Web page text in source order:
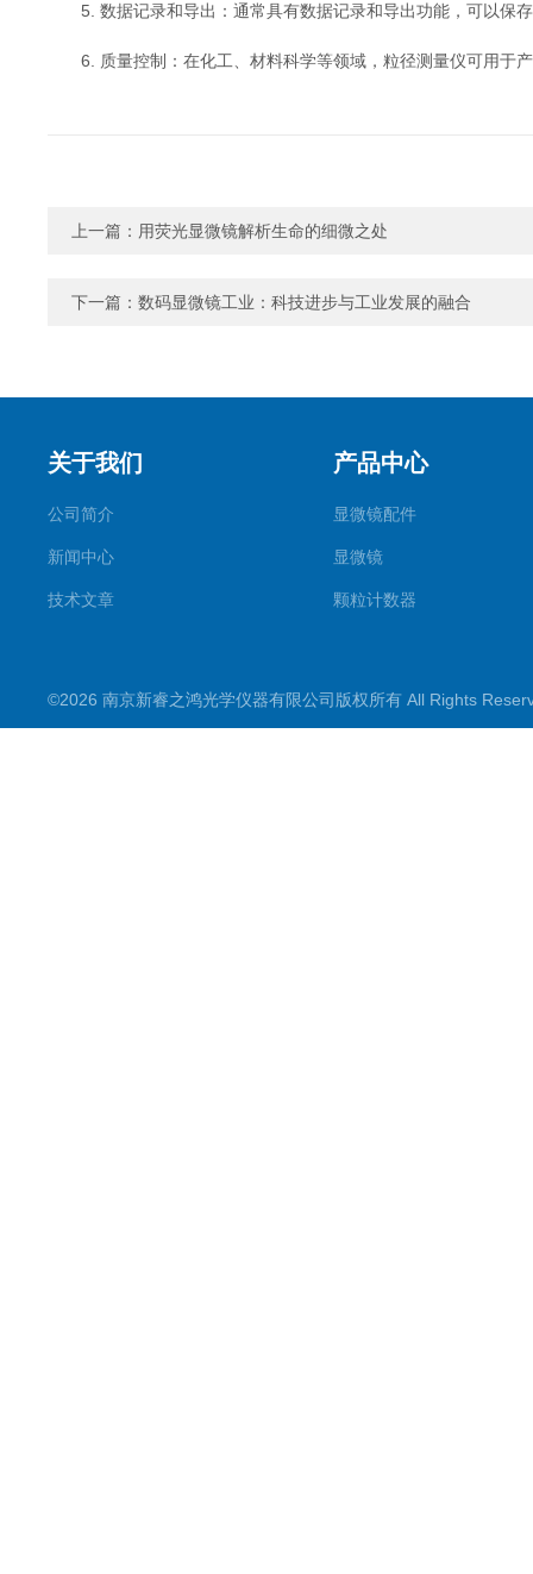
5. 数据记录和导出：通常具有数据记录和导出功能，可以保
6. 质量控制：在化工、材料科学等领域，粒径测量仪可用于
上一篇： 用荧光显微镜解析生命的细微之处
下一篇： 数码显微镜工业：科技进步与工业发展的融合
关于我们
公司简介
新闻中心
技术文章
产品中心
显微镜配件
显微镜
颗粒计数器
©2026 南京新睿之鸿光学仪器有限公司版权所有 All Rights